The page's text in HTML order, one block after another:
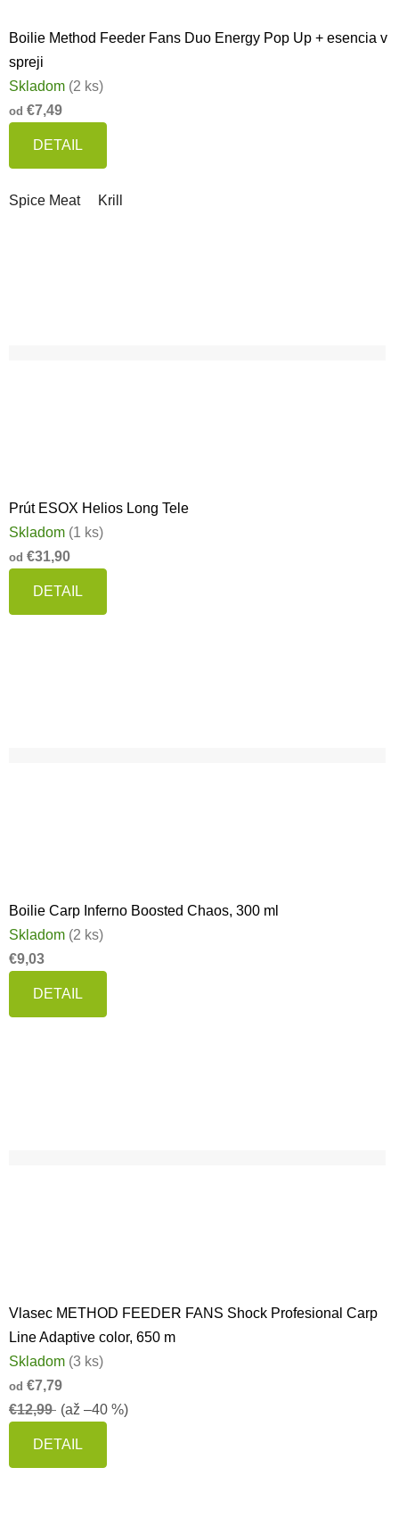
Boilie Method Feeder Fans Duo Energy Pop Up + esencia v
spreji
Skladom (2 ks)
od €7,49
DETAIL
Spice Meat Krill
Prút ESOX Helios Long Tele
Skladom (1 ks)
od €31,90
DETAIL
Boilie Carp Inferno Boosted Chaos, 300 ml
Skladom (2 ks)
€9,03
DETAIL
Vlasec METHOD FEEDER FANS Shock Profesional Carp
Line Adaptive color, 650 m
Skladom (3 ks)
od €7,79
€12,99 (až –40 %)
DETAIL